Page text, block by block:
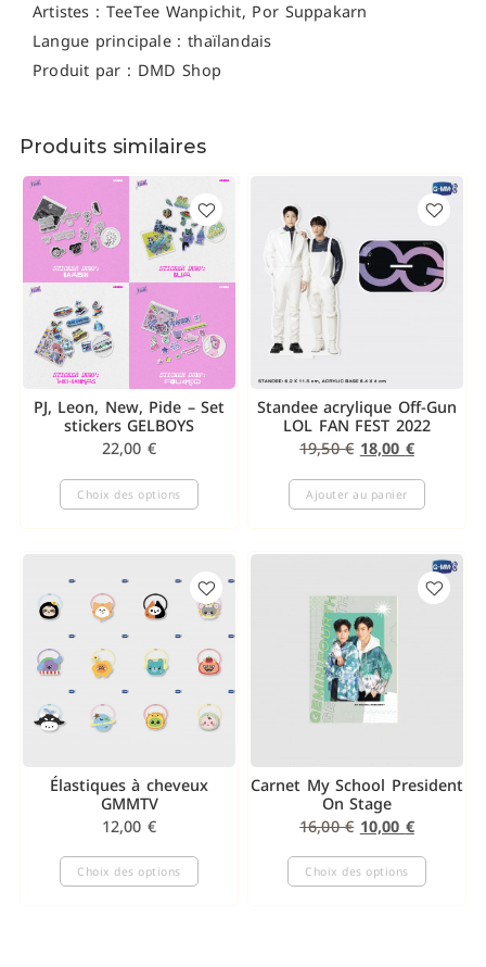
Artistes : TeeTee Wanpichit, Por Suppakarn
Langue principale : thaïlandais
Produit par : DMD Shop
Produits similaires
PJ, Leon, New, Pide – Set
stickers GELBOYS
22,00 €
Choix des options
Standee acrylique Off-Gun
LOL FAN FEST 2022
19,50€ 18,00 €
Ajouter au panier
Élastiques à cheveux
GMMTV
12,00 €
Choix des options
Carnet My School President
On Stage
16,00€ 10,00 €
Choix des options